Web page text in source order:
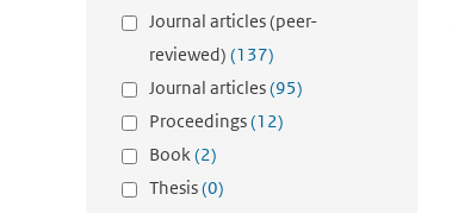
Journal articles (peer-
reviewed) (137)
Journal articles(95)
Proceedings(12)
Book(2)
Thesis(0)